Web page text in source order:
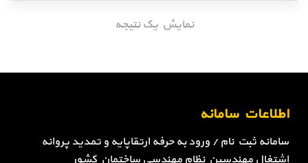
نمایش یک نتیجه
اطلاعات سامانه
سامانه ثبت نام / ورود به حرفه ارتقاپایه و تمدید پروانه
اشتغال مهندسین نظام مهندسی ساختمان کشور